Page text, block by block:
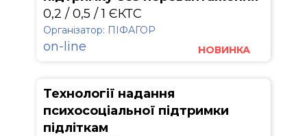
0,2 / 0,5 / 1 ЄКТС
Організатор: ПІФАГОР
on-line НОВИНКА
Технології надання
психосоціальної підтримки
підліткам